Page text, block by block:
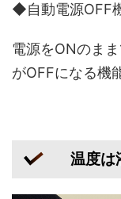
◆自動電源OFF
電源をONのま
がOFFになる機
温度は